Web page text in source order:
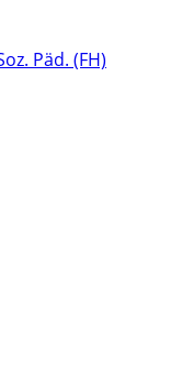
Päd. (FH)